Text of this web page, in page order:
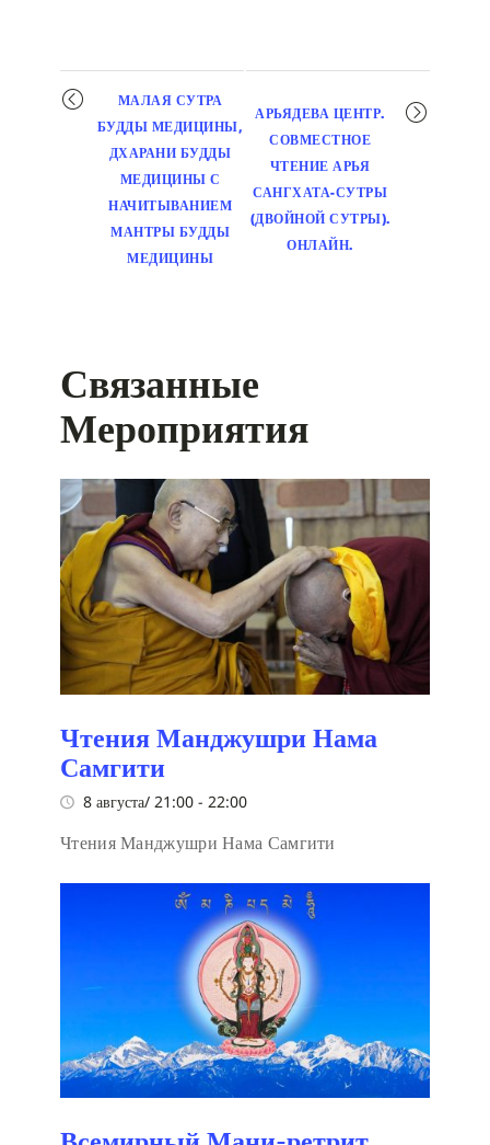
Мероприятие
навигация
МАЛАЯ СУТРА
БУДДЫ МЕДИЦИНЫ,
ДХАРАНИ БУДДЫ
МЕДИЦИНЫ С
НАЧИТЫВАНИЕМ
МАНТРЫ БУДДЫ
МЕДИЦИНЫ
АРЬЯДЕВА ЦЕНТР.
СОВМЕСТНОЕ
ЧТЕНИЕ АРЬЯ
САНГХАТА-СУТРЫ
(ДВОЙНОЙ СУТРЫ).
ОНЛАЙН.
Связанные
Мероприятия
Чтения Манджушри Нама
Самгити
8 августа/ 21:00 - 22:00
Чтения Манджушри Нама Самгити